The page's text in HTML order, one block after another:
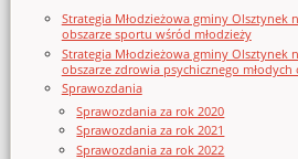
Strategia Młodzieżowa gminy Olsztynek
obszarze sportu wśród młodzieży
Strategia Młodzieżowa gminy Olsztynek
obszarze zdrowia psychicznego młodych
Sprawozdania
Sprawozdania za rok 2020
Sprawozdania za rok 2021
Sprawozdania za rok 2022